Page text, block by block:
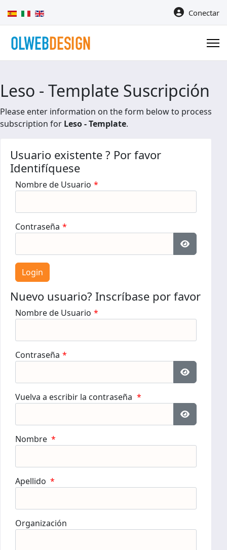
Seleccione su idioma Conectar
Leso - Template Suscripción
Please enter information on the form below to process
subscription for Leso - Template.
Usuario existente ? Por favor
Identifíquese
Nombre de Usuario *
Contraseña *
Mostrar
Nuevo usuario? Inscríbase por favor
Nombre de Usuario *
Contraseña *
Mostrar
Vuelva a escribir la contraseña *
Mostrar
Nombre *
Apellido *
Organización